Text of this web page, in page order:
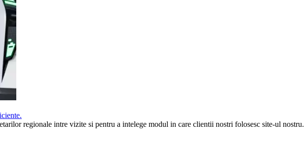
regionale intre vizite si pentru a intelege modul in care clientii nostri folosesc site-ul nostru.